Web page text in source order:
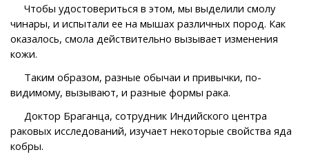
Чтобы удостовериться в этом, мы выделили смолу
чинары, и испытали ее на мышах различных пород. Как
оказалось, смола действительно вызывает изменения
кожи.
Таким образом, разные обычаи и привычки, по-
видимому, вызывают, и разные формы рака.
Доктор Браганца, сотрудник Индийского центра
раковых исследований, изучает некоторые свойства яда
кобры.